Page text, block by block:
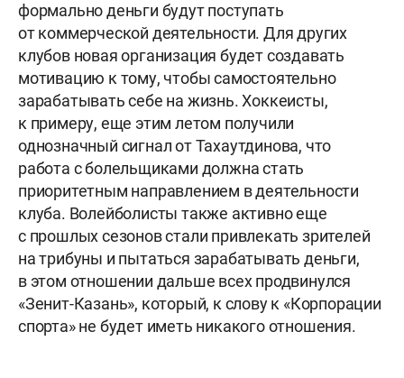
формально деньги будут поступать
от коммерческой деятельности. Для других
клубов новая организация будет создавать
мотивацию к тому, чтобы самостоятельно
зарабатывать себе на жизнь. Хоккеисты,
к примеру, еще этим летом получили
однозначный сигнал от Тахаутдинова, что
работа с болельщиками должна стать
приоритетным направлением в деятельности
клуба. Волейболисты также активно еще
с прошлых сезонов стали привлекать зрителей
на трибуны и пытаться зарабатывать деньги,
в этом отношении дальше всех продвинулся
«Зенит-Казань», который, к слову к «Корпорации
спорта» не будет иметь никакого отношения.